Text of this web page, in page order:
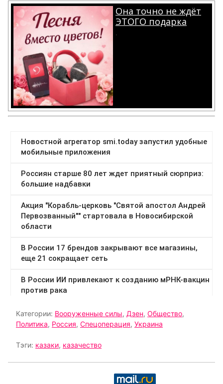
Она точно не ждёт
ЭТОГО подарка
.
Категории: Вооруженные силы, Дзен, Общество,
Политика, Россия, Спецоперация, Украина
Тэги: казаки, казачество